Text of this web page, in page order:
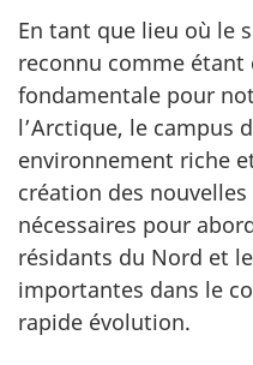
En tant que lieu où le
reconnu comme étant
fondamentale pour
l’Arctique, le campus
environnement riche
création des nouvelles
nécessaires pour
résidants du Nord et
importantes dans le
rapide évolution.